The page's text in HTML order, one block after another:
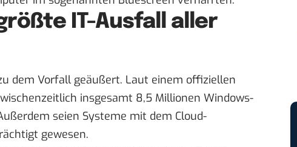
IT-Ausfall aller
dem Vorfall geäußert. Laut einem offiziellen
insgesamt 8,5 Millionen Windows-
seien Systeme mit dem Cloud-
gewesen.